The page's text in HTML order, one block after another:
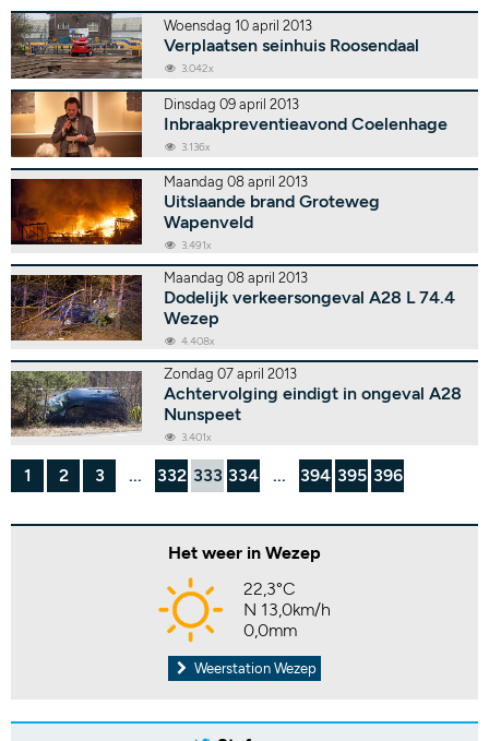
Woensdag 10 april 2013
Verplaatsen seinhuis Roosendaal
3.042x
Dinsdag 09 april 2013
Inbraakpreventieavond Coelenhage
3.136x
Maandag 08 april 2013
Uitslaande brand Groteweg
Wapenveld
3.491x
Maandag 08 april 2013
Dodelijk verkeersongeval A28 L 74.4
Wezep
4.408x
Zondag 07 april 2013
Achtervolging eindigt in ongeval A28
Nunspeet
3.401x
1 2 3 ... 332 333 334 ... 394 395 396
Het weer in Wezep
22,3°C
N 13,0km/h
0,0mm
Weerstation Wezep